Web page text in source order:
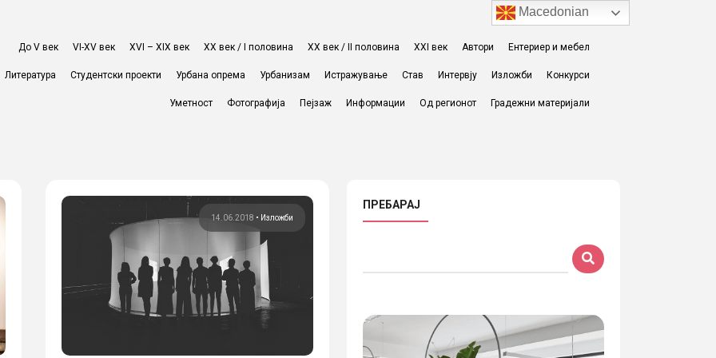
До V век VI-XV век XVI – XIX век ХХ век / I половина ХХ век / II половина XXI век Автори Ентериер и мебел
Литература Студентски проекти Урбана опрема Урбанизам Истражување Став Интервју Изложби Конкурси
Уметност Фотографија Пејзаж Информации Од регионот Градежни материјали
14.06.2018 • Изложби
ПРЕБАРАЈ
Macedonian